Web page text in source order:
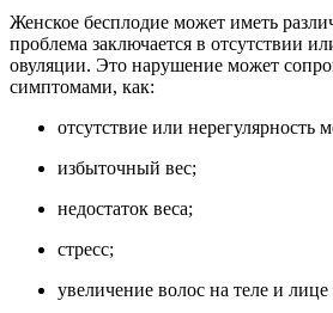
Женское бесплодие может иметь
проблема заключается в отсутствии
овуляции. Это нарушение может
симптомами, как:
отсутствие или нерегулярность
избыточный вес;
недостаток веса;
стресс;
увеличение волос на теле и